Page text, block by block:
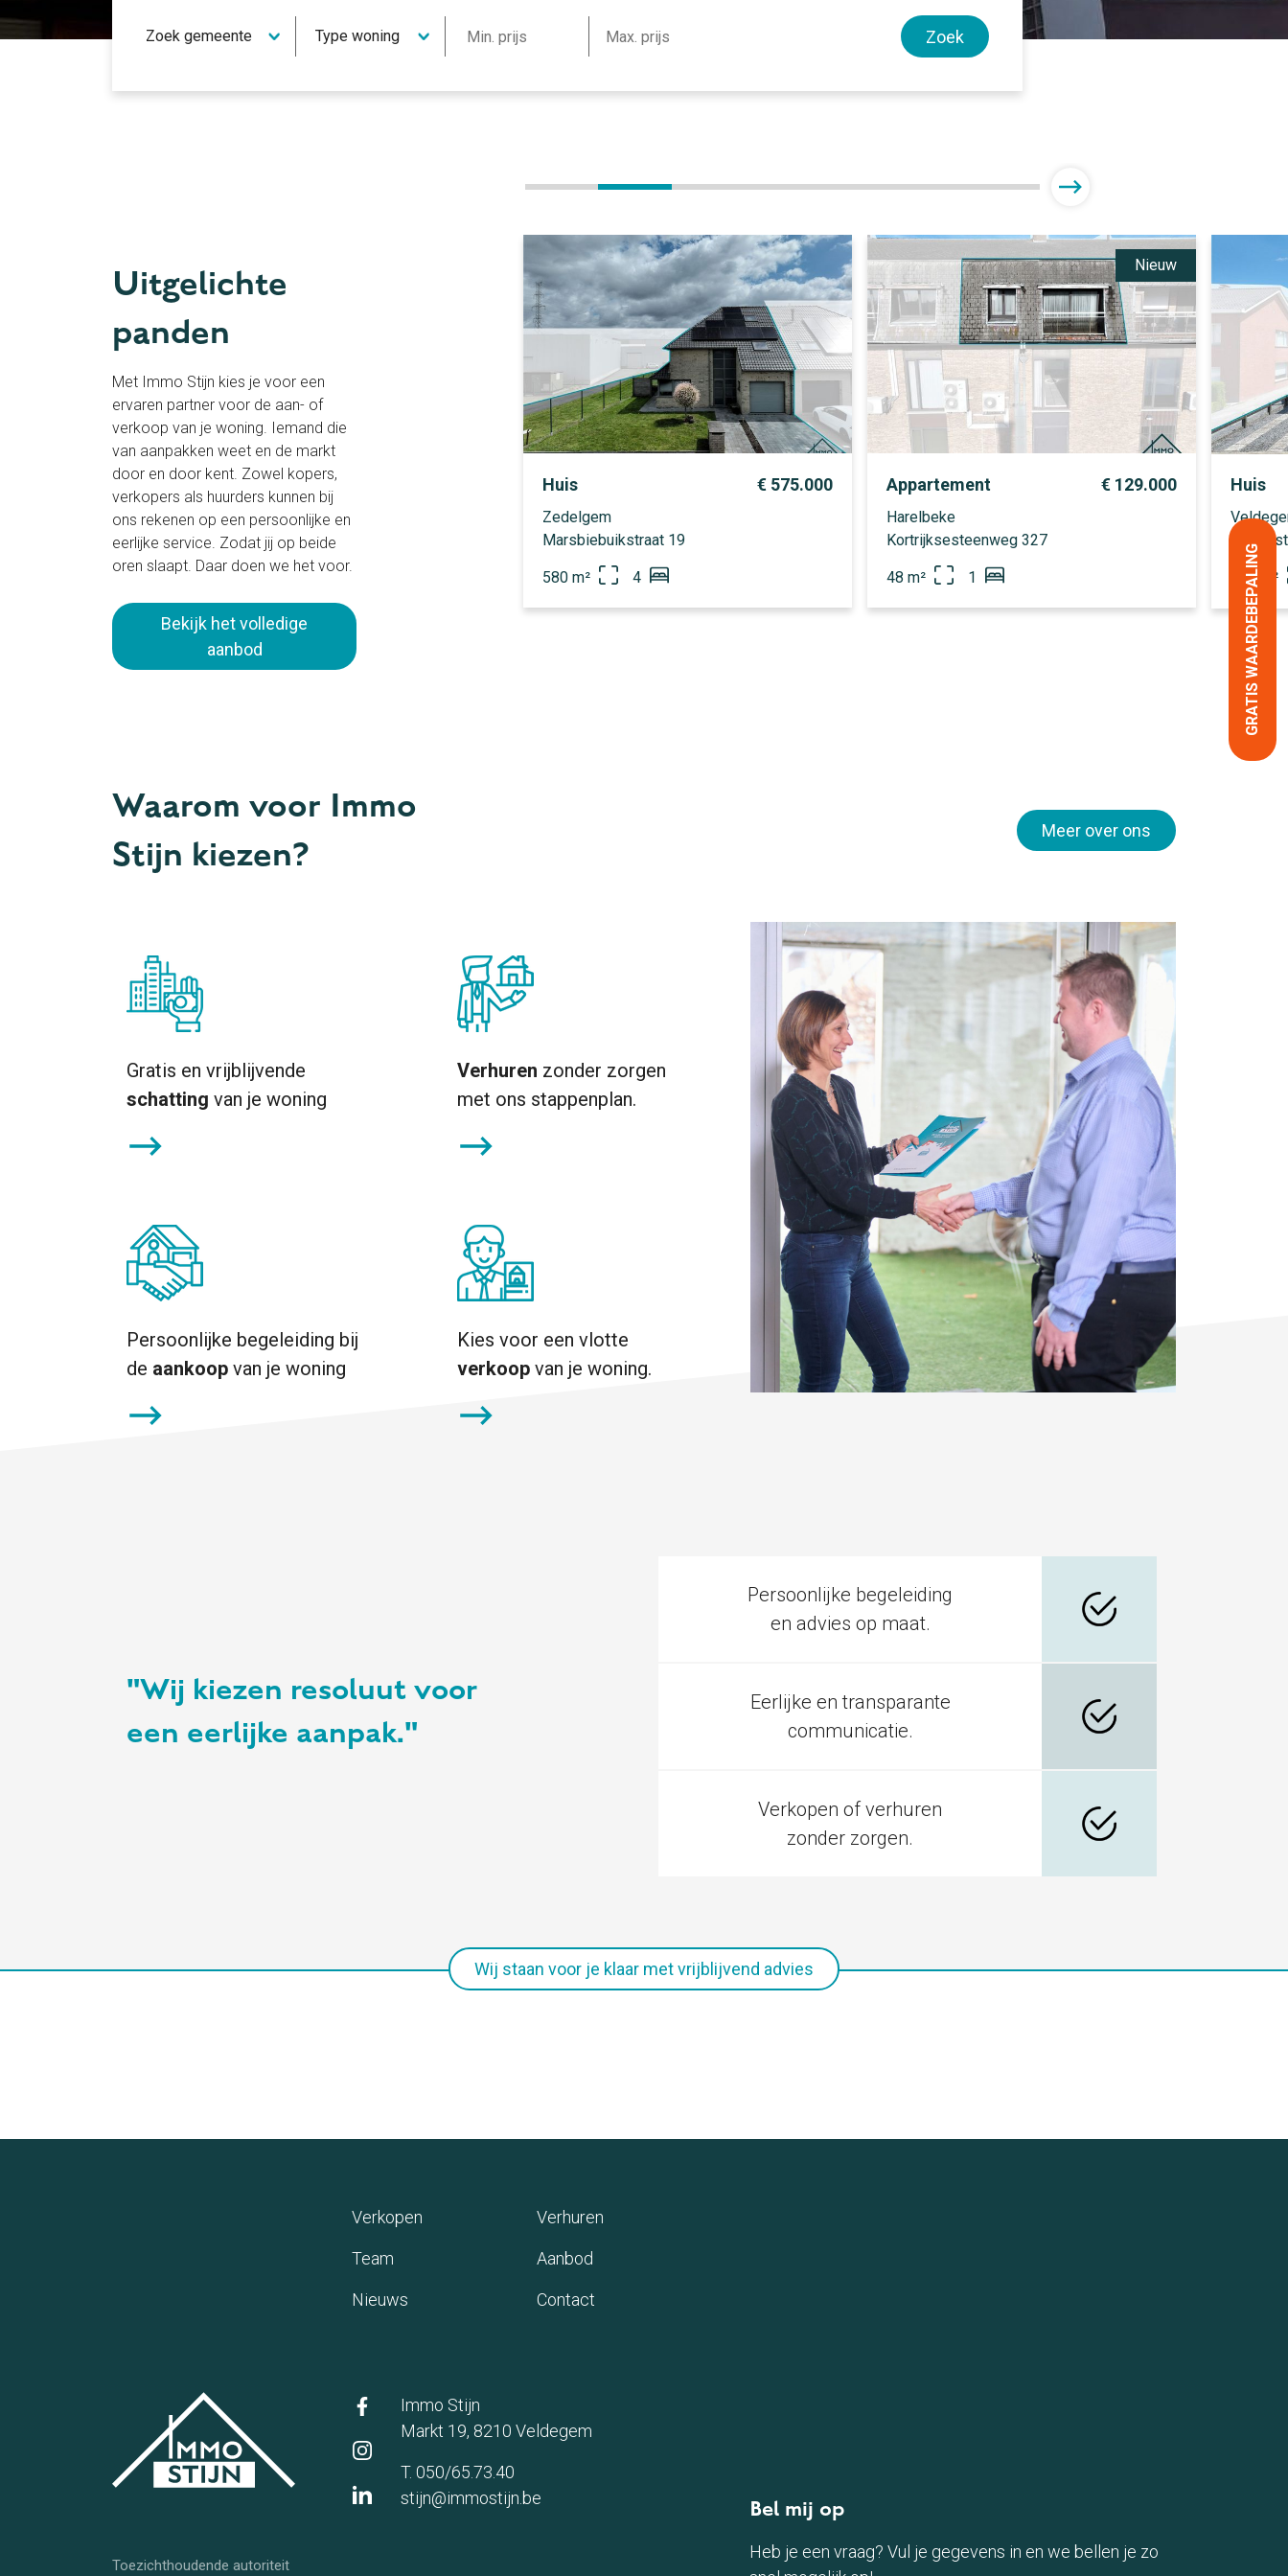
Zoek
Uitgelichte
panden
Met Immo Stijn kies je voor een
ervaren partner voor de aan- of
verkoop van je woning. Iemand die
van aanpakken weet en de markt
door en door kent. Zowel kopers,
verkopers als huurders kunnen bij
ons rekenen op een persoonlijke en
eerlijke service. Zodat jij op beide
oren slaapt. Daar doen we het voor.
Bekijk het volledige
aanbod
Huis
Torhout
Wijnendalestraat 49
479 m² 3
Huis € 575.000
Zedelgem
Marsbiebuikstraat 19
580 m² 4
Nieuw
Appartement € 129.000
Harelbeke
Kortrijksesteenweg 327
48 m² 1
Huis
795 m²
Waarom voor Immo
Stijn kiezen?
Meer over ons
Gratis en vrijblijvende
schatting van je woning
Verhuren zonder zorgen
met ons stappenplan.
Persoonlijke begeleiding bij
de aankoop van je woning
Kies voor een vlotte
verkoop van je woning.
"Wij kiezen resoluut voor
een eerlijke aanpak."
Persoonlijke begeleiding
en advies op maat.
Eerlijke en transparante
communicatie.
Verkopen of verhuren
zonder zorgen.
Wij staan voor je klaar met vrijblijvend advies
GRATIS WAARDEBEPALING
Verkopen Verhuren(Verhuren)
Team Aanbod(Aanbod)
Nieuws Contact(Contact)
Immo Stijn
Markt 19, 8210 Veldegem
T. 050/65.73.40
stijn@immostijn.be
Toezichthoudende autoriteit
Bel mij op
Heb je een vraag? Vul je gegevens in en we bellen je zo